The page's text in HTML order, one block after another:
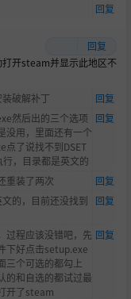
回复
回复
开steam并显示此地区不
破解补丁
回复
然后出的三个选项
没用，里面还有一个
点了说找不到DSET
行，目录都是英文的
回复
重装了两次
回复
的，目前还没找到
回复
过程应该没错吧，先
下好点击setup.exe
三个可选的都勾上
的和自选的都试过最
开了steam
回复